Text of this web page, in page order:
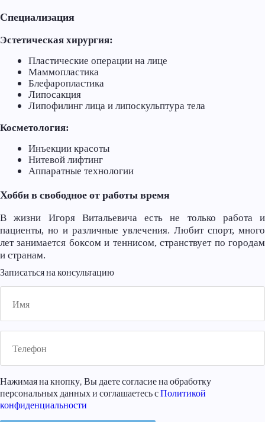
Специализация
Эстетическая хирургия:
Пластические операции на лице
Маммопластика
Блефаропластика
Липосакция
Липофилинг лица и липоскульптура тела
Косметология:
Инъекции красоты
Нитевой лифтинг
Аппаратные технологии
Хобби в свободное от работы время
В жизни Игоря Витальевича есть не только работа и
пациенты, но и различные увлечения. Любит спорт, много
лет занимается боксом и теннисом, странствует по городам
и странам.
Записаться на консультацию
Нажимая на кнопку, Вы даете согласие на обработку
персональных данных и соглашаетесь сПолитикой
конфиденциальности